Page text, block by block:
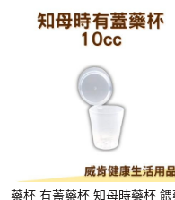
藥杯 有蓋藥杯 知母時藥杯 餵